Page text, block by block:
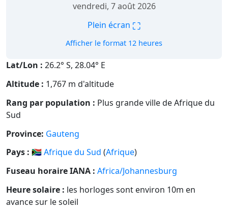
vendredi, 7 août 2026
Plein écran ⛶
Afficher le format 12 heures
Lat/Lon : 26.2° S, 28.04° E
Altitude : 1,767 m d'altitude
Rang par population : Plus grande ville de Afrique du
Sud
Province: Gauteng
Pays : 🇿🇦Afrique du Sud (Afrique)
Fuseau horaire IANA : Africa/Johannesburg
Heure solaire : les horloges sont environ 10m en
avance sur le soleil